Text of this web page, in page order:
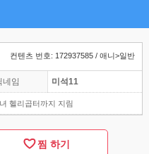
컨텐츠 번호: 172937585 / 애니>일반
네임 미석11
헬리곱터까지 지림
찜 하기